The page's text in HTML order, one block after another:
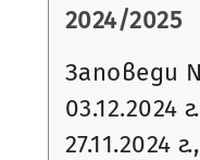
2024/2025
Заповеди
03.12.2024
27.11.2024